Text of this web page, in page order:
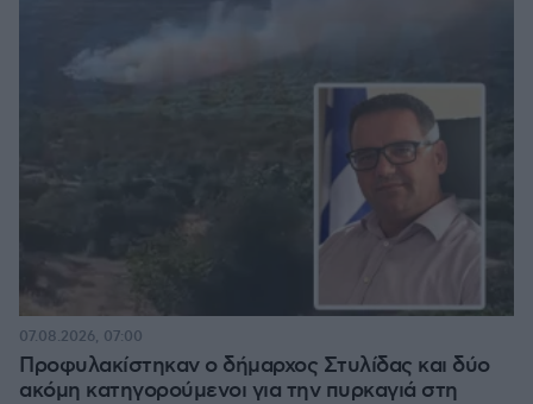
Προφυλακίστηκαν ο δήμαρχος Στυλίδας και δύο
ακόμη κατηγορούμενοι για την πυρκαγιά στη
07.08.2026, 07:00